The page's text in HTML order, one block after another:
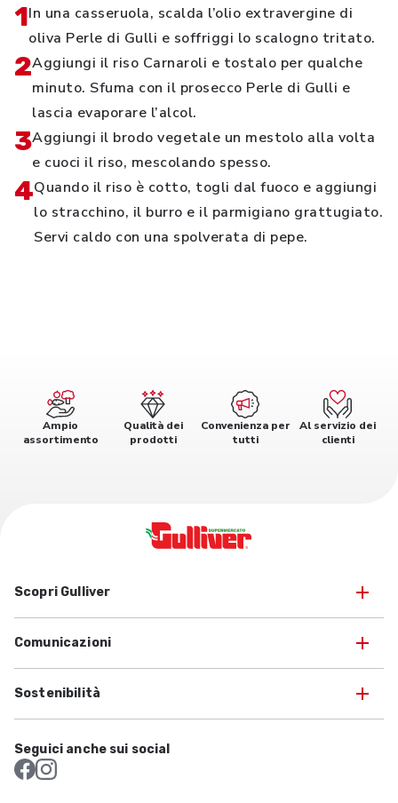
1In una casseruola, scalda l’olio extravergine di
oliva Perle di Gulli e soffriggi lo scalogno tritato.
2Aggiungi il riso Carnaroli e tostalo per qualche
minuto. Sfuma con il prosecco Perle di Gulli e
lascia evaporare l’alcol.
3Aggiungi il brodo vegetale un mestolo alla volta
e cuoci il riso, mescolando spesso.
4Quando il riso è cotto, togli dal fuoco e aggiungi
lo stracchino, il burro e il parmigiano grattugiato.
Servi caldo con una spolverata di pepe.
Ampio
assortimento
Qualità dei
prodotti
Convenienza per
tutti
Al servizio dei
clienti
Scopri Gulliver
Comunicazioni
Sostenibilità
Seguici anche sui social